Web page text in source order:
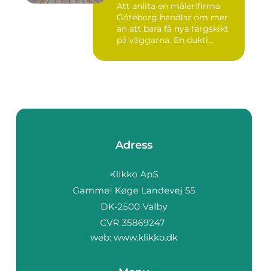
Att anlita en målerifirma
Göteborg handlar om mer
än att bara få nya färgskikt
på väggarna. En dukti...
Adress
web: www.klikko.dk